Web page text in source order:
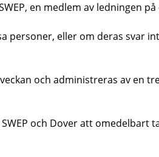
en medlem av ledningen
personer, eller om deras svar
och administreras av en
och Dover att omedelbart